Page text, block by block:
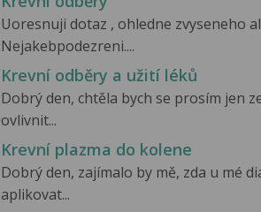
Uoresnuji dotaz , ohledne zvyseneho
Nejakebpodezreni....
Krevní odběry a užití léků
Dobrý den, chtěla bych se prosím jen
ovlivnit...
Krevní plazma do kolene
Dobrý den, zajímalo by mě, zda u mé
aplikovat...